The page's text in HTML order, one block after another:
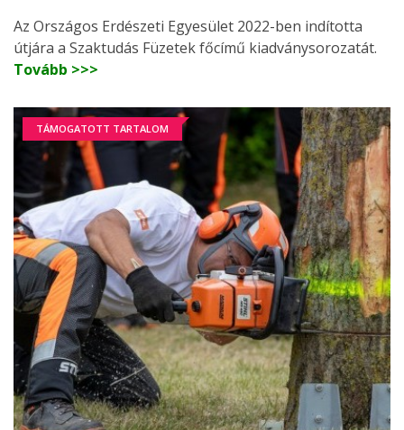
Az Országos Erdészeti Egyesület 2022-ben indította
útjára a Szaktudás Füzetek főcímű kiadványsorozatát.
Tovább >>>
TÁMOGATOTT TARTALOM